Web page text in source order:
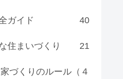
ガイド 40
住まいづくり 21
づくりのルール（４